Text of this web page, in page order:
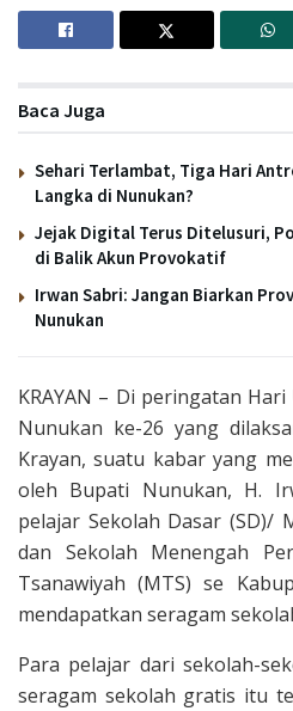
Baca Juga
Sehari Terlambat, Tiga Hari
Langka di Nunukan?
Jejak Digital Terus Ditelusuri,
di Balik Akun Provokatif
Irwan Sabri: Jangan Biarkan
Nunukan
KRAYAN – Di peringatan
Nunukan ke-26 yang
Krayan, suatu kabar yang
oleh Bupati Nunukan, H.
pelajar Sekolah Dasar (SD)/
dan Sekolah Menengah
Tsanawiyah (MTS) se
mendapatkan seragam
Para pelajar dari sekolah-
seragam sekolah gratis itu